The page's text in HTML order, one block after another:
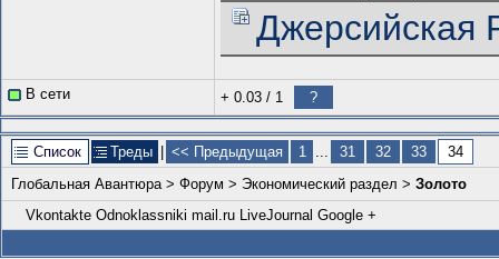
Джерсийская
В сети + 0.03 / 1 ?
Список Треды << Предыдущая 1 ... 31 32 33
34
Глобальная Авантюра> Форум > Экономический раздел > Золото
Vkontakte Odnoklassniki mail.ru LiveJournal Google +